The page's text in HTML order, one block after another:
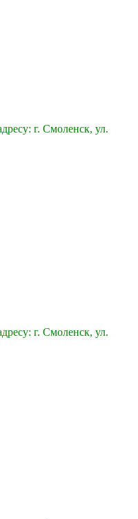
г. Смоленск, ул.
г. Смоленск, ул.